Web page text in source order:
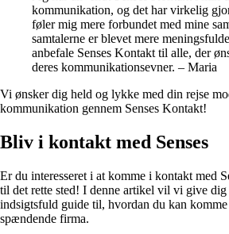
kommunikation, og det har virkelig
føler mig mere forbundet med mine
samtalerne er blevet mere
anbefale Senses Kontakt til alle, der
deres kommunikationsevner. – Maria
Vi ønsker dig held og lykke med din rejse
kommunikation gennem Senses Kontakt!
Bliv i kontakt med Senses
Er du interesseret i at komme i kontakt med
til det rette sted! I denne artikel vil vi give dig
indsigtsfuld guide til, hvordan du kan
spændende firma.